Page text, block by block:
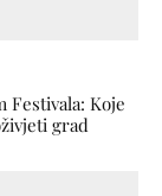
Festivala: Koje
grad